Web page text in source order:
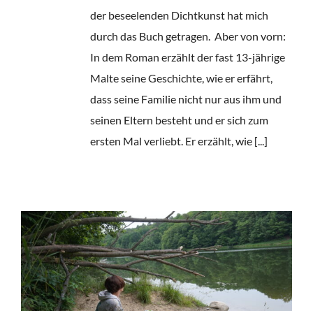
der beseelenden Dichtkunst hat mich
durch das Buch getragen. Aber von vorn:
In dem Roman erzählt der fast 13-jährige
Malte seine Geschichte, wie er erfährt,
dass seine Familie nicht nur aus ihm und
seinen Eltern besteht und er sich zum
ersten Mal verliebt. Er erzählt, wie [...]